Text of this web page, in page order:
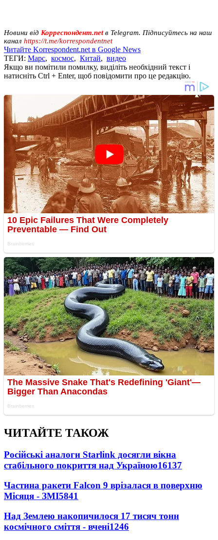
Новини від Корреспондент.netв Telegram. Підписуйтесь на наш
канал https://t.me/korrespondentnet
Читайте Korrespondent.net в Google News
ТЕГИ: Марс, космос, Китай, видео
Якщо ви помітили помилку, виділіть необхідний текст і
натисніть Ctrl + Enter, щоб повідомити про це редакцію.
ЧИТАЙТЕ ТАКОЖ
Російські аналоги Starlink досягли вікна
стабільного покриття над Україною16137
Частина ракети Falcon 9 врізалася в поверхню
Місяця - ЗМІ5841
Над Землею накопичилося 17 тисяч тонн
космічного сміття - вчені1246